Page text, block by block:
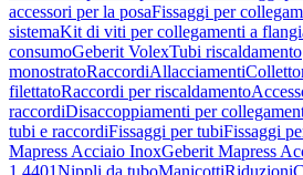
accessori per la posaFissaggi per
sistemaKit di viti per collegamenti a
consumoGeberit VolexTubi riscaldamento
monostratoRaccordiAllacciamenti
filettatoRaccordi per riscaldamento
raccordiDisaccoppiamenti per
tubi e raccordiFissaggi per tubiFissaggi
Mapress Acciaio InoxGeberit Mapress
1.4401Nippli da tuboManicottiRiduzioni